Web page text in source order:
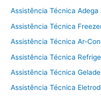
Assistência Técnica Adega
Assistência Técnica
Assistência Técnica Ar-
Assistência Técnica
Assistência Técnica
Assistência Técnica